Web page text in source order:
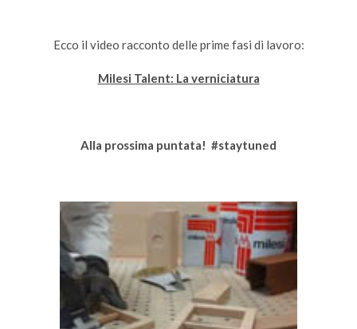
Ecco il video racconto delle prime fasi di lavoro:
Milesi Talent: La verniciatura
Alla prossima puntata! #staytuned